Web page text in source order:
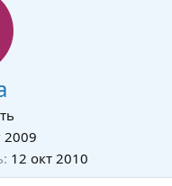
2009
12 окт 2010